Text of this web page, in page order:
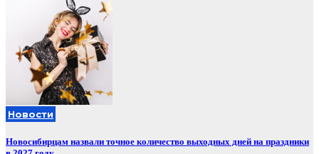
Новости
Новосибирцам назвали точное количество выходных дней на праздники